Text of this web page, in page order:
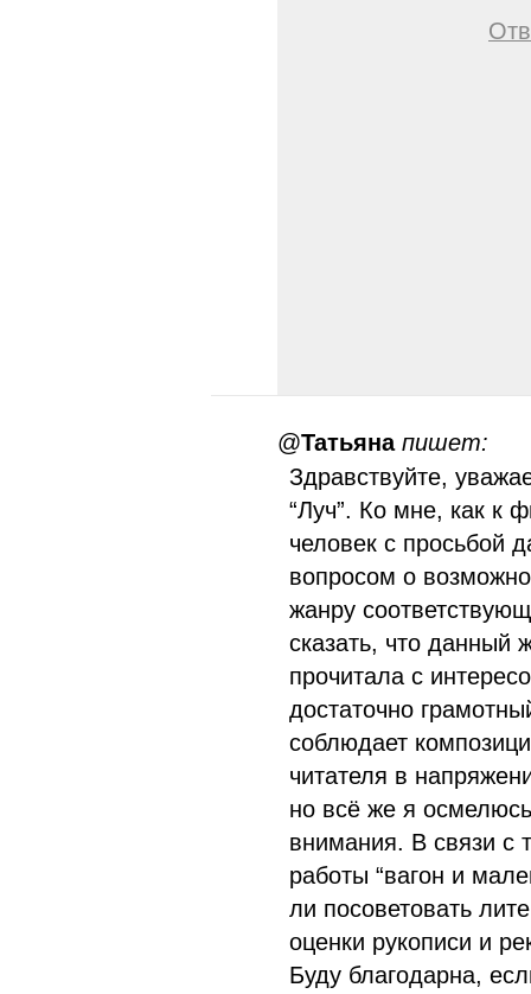
@Татьяна пишет:
Здравствуйте,
“Луч”. Ко мне, как к
человек с просьбой
вопросом о
жанру
сказать, что данный
прочитала с
достаточно
соблюдает
читателя в
но всё же я
внимания. В связи с
работы “вагон и
ли посоветовать
оценки рукописи и
Буду благодарна,